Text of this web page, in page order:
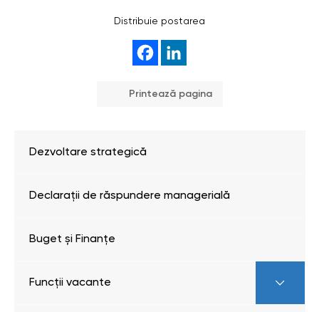
Distribuie postarea
Printează pagina
Dezvoltare strategică
Declarații de răspundere managerială
Buget și Finanțe
Funcții vacante